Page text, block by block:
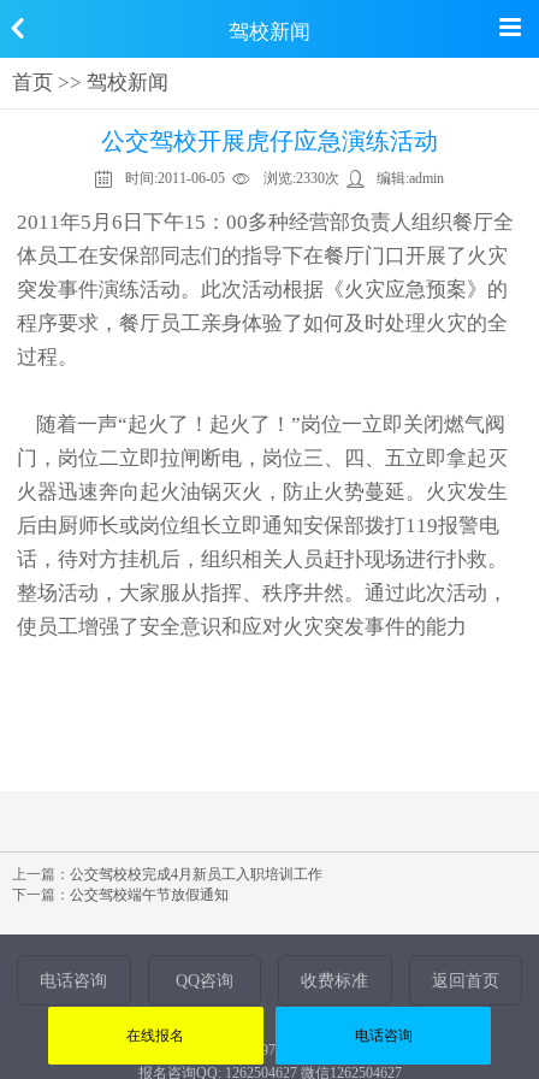
驾校新闻
首页>> 驾校新闻
公交驾校开展虎仔应急演练活动
时间:2011-06-05 浏览:2330次 编辑:admin
2011年5月6日下午15：00多种经营部负责人组织餐厅全
体员工在安保部同志们的指导下在餐厅门口开展了火灾
突发事件演练活动。此次活动根据《火灾应急预案》的
程序要求，餐厅员工亲身体验了如何及时处理火灾的全
过程。
随着一声“起火了！起火了！”岗位一立即关闭燃气阀
门，岗位二立即拉闸断电，岗位三、四、五立即拿起灭
火器迅速奔向起火油锅灭火，防止火势蔓延。火灾发生
后由厨师长或岗位组长立即通知安保部拨打119报警电
话，待对方挂机后，组织相关人员赶扑现场进行扑救。
整场活动，大家服从指挥、秩序井然。通过此次活动，
使员工增强了安全意识和应对火灾突发事件的能力
上一篇： 公交驾校校完成4月新员工入职培训工作
下一篇： 公交驾校端午节放假通知
电话咨询 QQ咨询 收费标准 返回首页
报名热线：010-59799482、51287826
报名咨询QQ: 1262504627 微信1262504627
在线报名 电话咨询